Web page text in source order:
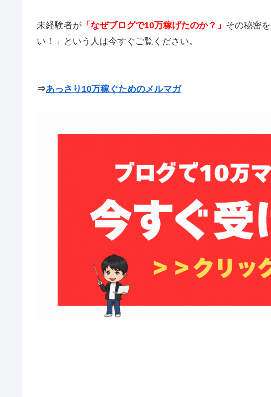
未経験者が 「なぜブログで10万稼げたのか？」 その秘密
い！」という人は今すぐご覧ください。
⇒あっさり10万稼ぐためのメルマガ